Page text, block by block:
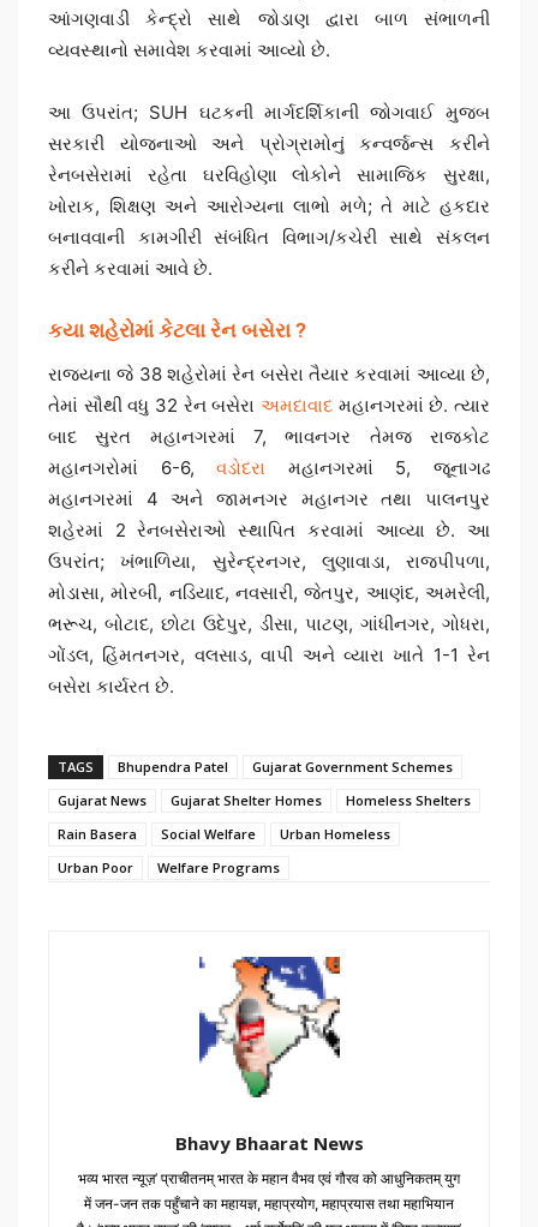
આંગણવાડી કેન્દ્રો સાથે જોડાણ દ્વારા બાળ સંભાળની
વ્યવસ્થાનો સમાવેશ કરવામાં આવ્યો છે.
આ ઉપરાંત; SUH ઘટકની માર્ગદર્શિકાની જોગવાઈ મુજબ
સરકારી યોજનાઓ અને પ્રોગ્રામોનું કન્વર્જન્સ કરીને
રેનબસેરામાં રહેતા ઘરવિહોણા લોકોને સામાજિક સુરક્ષા,
ખોરાક, શિક્ષણ અને આરોગ્યના લાભો મળે; તે માટે હકદાર
બનાવવાની કામગીરી સંબંધિત વિભાગ/કચેરી સાથે સંકલન
કરીને કરવામાં આવે છે.
કયા શહેરોમાં કેટલા રેન બસેરા ?
રાજ્યના જે 38 શહેરોમાં રેન બસેરા તૈયાર કરવામાં આવ્યા છે,
તેમાં સૌથી વધુ 32 રેન બસેરા અમદાવાદ મહાનગરમાં છે. ત્યાર
બાદ સુરત મહાનગરમાં 7, ભાવનગર તેમજ રાજકોટ
મહાનગરોમાં 6-6,વડોદરા મહાનગરમાં 5, જૂનાગઢ
મહાનગરમાં 4 અને જામનગર મહાનગર તથા પાલનપુર
શહેરમાં 2 રેનબસેરાઓ સ્થાપિત કરવામાં આવ્યા છે. આ
ઉપરાંત; ખંભાળિયા, સુરેન્દ્રનગર, લુણાવાડા, રાજપીપળા,
મોડાસા, મોરબી, નડિયાદ, નવસારી, જેતપુર, આણંદ, અમરેલી,
ભરૂચ, બોટાદ, છોટા ઉદેપુર, ડીસા, પાટણ, ગાંધીનગર, ગોધરા,
ગોંડલ, હિંમતનગર, વલસાડ, વાપી અને વ્યારા ખાતે 1-1 રેન
બસેરા કાર્યરત છે.
TAGS Bhupendra Patel
Gujarat Government Schemes
Gujarat News
Gujarat Shelter Homes
Homeless Shelters
Rain Basera
Social Welfare
Urban Homeless
Urban Poor
Welfare Programs
Bhavy Bhaarat News
भव्य भारत न्यूज़’ प्राचीतनम् भारत के महान वैभव एवं गौरव को आधुनिकतम् युग
में जन-जन तक पहुँचाने का महायज्ञ, महाप्रयोग, महाप्रयास तथा महाभियान